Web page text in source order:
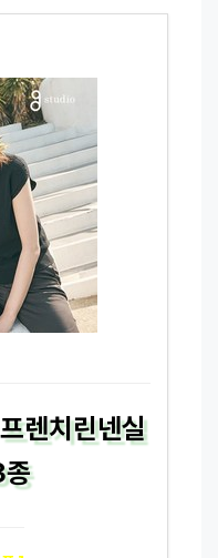
렌치린넨실